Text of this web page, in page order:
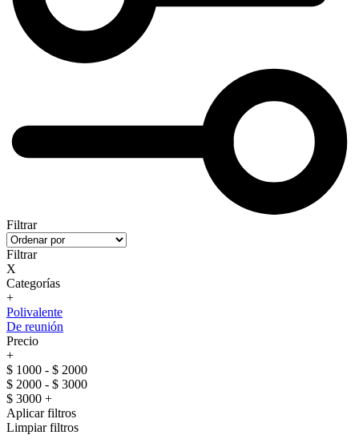
Filtrar
Filtrar
X
Categorías
+
Polivalente
De reunión
Precio
+
$ 1000 - $ 2000
$ 2000 - $ 3000
$ 3000 +
Aplicar filtros
Limpiar filtros